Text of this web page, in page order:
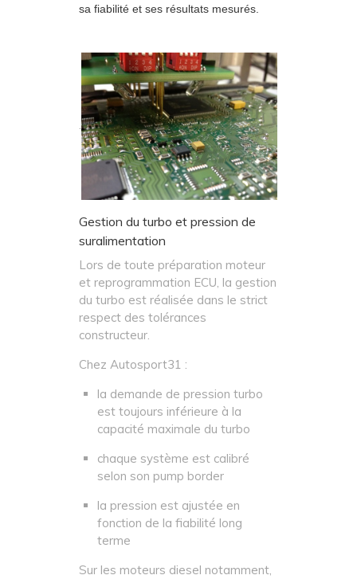
sa fiabilité et ses résultats mesurés.
.
Gestion du turbo et pression de
suralimentation
Lors de toute préparation moteur
et reprogrammation ECU, la gestion
du turbo est réalisée dans le strict
respect des tolérances
constructeur.
Chez Autosport31 :
la demande de pression turbo
est toujours inférieure à la
capacité maximale du turbo
chaque système est calibré
selon son pump border
la pression est ajustée en
fonction de la fiabilité long
terme
Sur les moteurs diesel notamment,